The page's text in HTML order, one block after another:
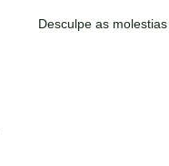
Desculpe as molestias